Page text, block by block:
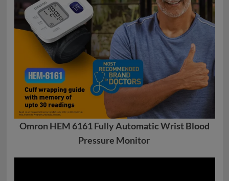
Omron HEM 6161 Fully Automatic Wrist Blood
Pressure Monitor